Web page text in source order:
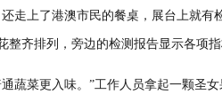
上了港澳市民的餐桌，展台上就有
齐排列，旁边的检测报告显示各项指
菜更入味。”工作人员拿起一颗圣女